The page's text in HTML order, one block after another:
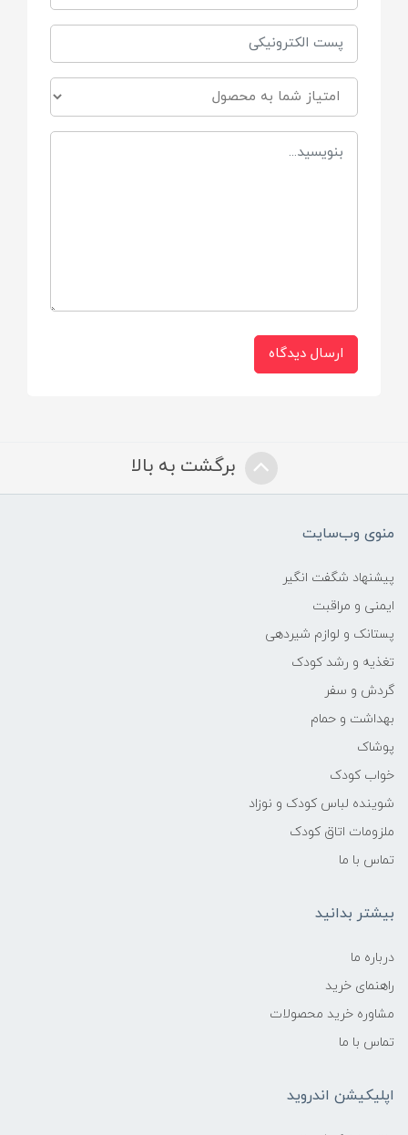
است
قابلیت شست وشو
دارد
ارسال دیدگاه
برگشت به بالا
منوی وب‌سایت
پیشنهاد شگفت انگیر
ایمنی و مراقبت
پستانک و لوازم شیردهی
تغذیه و رشد کودک
گردش و سفر
بهداشت و حمام
پوشاک
خواب کودک
شوینده لباس کودک و نوزاد
ملزومات اتاق کودک
تماس با ما
بیشتر بدانید
درباره ما
راهنمای خرید
مشاوره خرید محصولات
تماس با ما
اپلیکیشن اندروید